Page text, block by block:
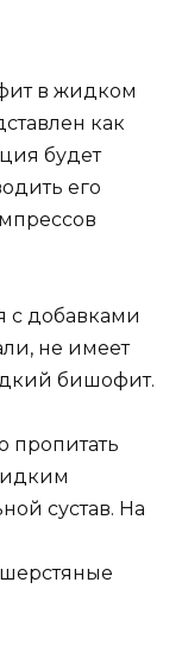
в жидком
как
будет
его
с добавками
не имеет
бишофит.
пропитать
сустав. На